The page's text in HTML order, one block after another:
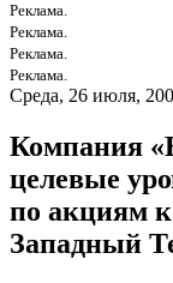
Реклама.
Реклама.
Реклама.
Реклама.
Среда, 26 июля,
Компания
целевые
по акциям
Западный